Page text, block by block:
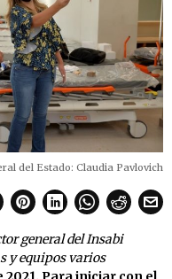
del Estado: Claudia Pavlovich
general del Insabi
y equipos varios